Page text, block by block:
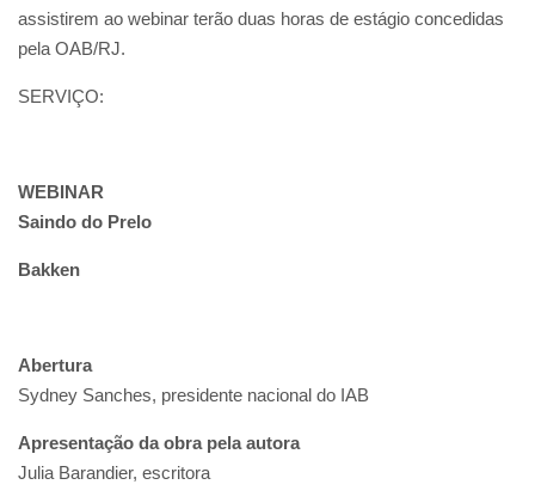
assistirem ao webinar terão duas horas de estágio concedidas
pela OAB/RJ.
SERVIÇO:
WEBINAR
Saindo do Prelo
Bakken
Abertura
Sydney Sanches, presidente nacional do IAB
Apresentação da obra pela autora
Julia Barandier, escritora